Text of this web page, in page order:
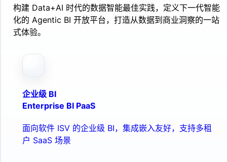
构建 Data+AI 时代的数据智能最佳实践，定义下一代智能
化的 Agentic BI 开放平台，打造从数据到商业洞察的一站
式体验。
企业级 BI
Enterprise BI PaaS
面向软件 ISV 的企业级 BI，集成嵌入友好，支持多租
户 SaaS 场景